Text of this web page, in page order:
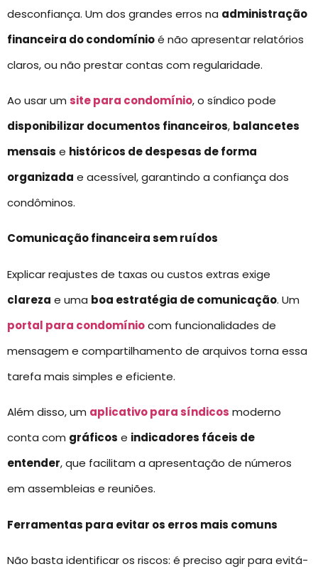
desconfiança. Um dos grandes erros na administração
financeira do condomínioé não apresentar relatórios
claros, ou não prestar contas com regularidade.
Ao usar um site para condomínio, o síndico pode
disponibilizar documentos financeiros, balancetes
mensais e históricos de despesas de forma
organizada e acessível, garantindo a confiança dos
condôminos.
Comunicação financeira sem ruídos
Explicar reajustes de taxas ou custos extras exige
clareza e uma boa estratégia de comunicação. Um
portal para condomíniocom funcionalidades de
mensagem e compartilhamento de arquivos torna essa
tarefa mais simples e eficiente.
Além disso, um aplicativo para síndicos moderno
conta com gráficos e indicadores fáceis de
entender, que facilitam a apresentação de números
em assembleias e reuniões.
Ferramentas para evitar os erros mais comuns
Não basta identificar os riscos: é preciso agir para evitá-